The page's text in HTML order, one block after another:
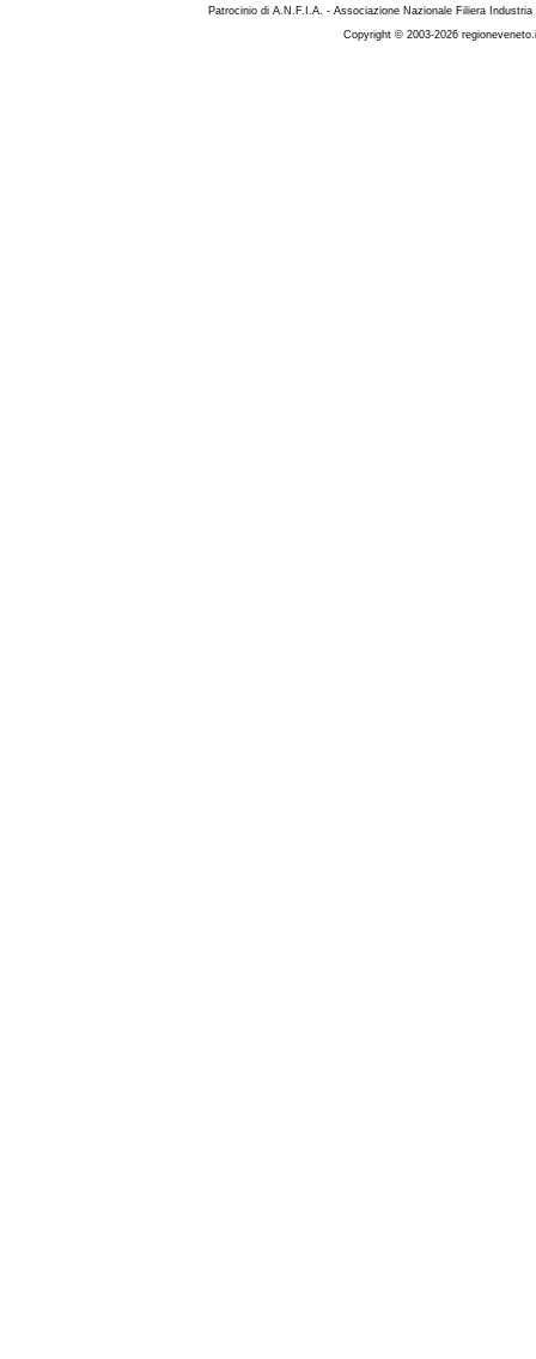
Patrocinio di A.N.F.I.A. - Associazione Nazionale Filiera
Copyright © 2003-2026